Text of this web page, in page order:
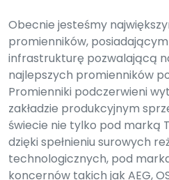
Obecnie jesteśmy
promienników,
infrastrukturę pozwalającą
najlepszych promienników
Promienniki podczerwieni
zakładzie produkcyjnym
świecie nie tylko pod marką
dzięki spełnieniu surowych
technologicznych, pod
koncernów takich jak AEG,